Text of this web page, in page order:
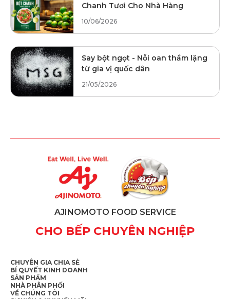
Chanh Tươi Cho Nhà Hàng
10/06/2026
Say bột ngọt - Nỗi oan thầm lặng
từ gia vị quốc dân
21/05/2026
AJINOMOTO FOOD SERVICE
CHO BẾP CHUYÊN NGHIỆP
CHUYÊN GIA CHIA SẺ
BÍ QUYẾT KINH DOANH
SẢN PHẨM
NHÀ PHÂN PHỐI
VỀ CHÚNG TÔI